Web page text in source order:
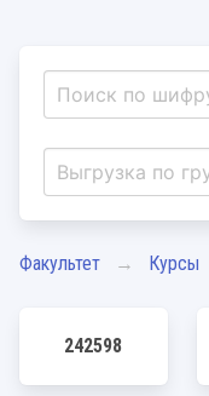
Факультет Курсы
242598